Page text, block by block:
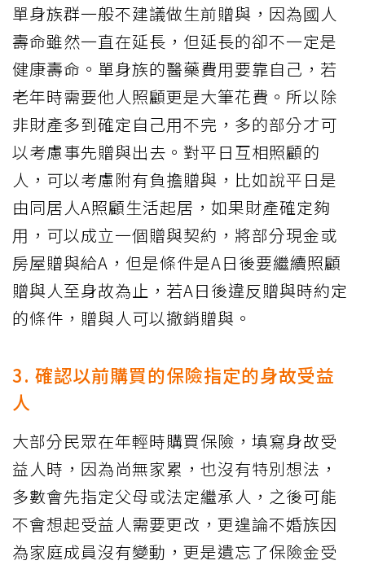
單身族群一般不建議做生前贈與，因為國人
壽命雖然一直在延長，但延長的卻不一定是
健康壽命。單身族的醫藥費用要靠自己，若
老年時需要他人照顧更是大筆花費。所以除
非財產多到確定自己用不完，多的部分才可
以考慮事先贈與出去。對平日互相照顧的
人，可以考慮附有負擔贈與，比如說平日是
由同居人A照顧生活起居，如果財產確定夠
用，可以成立一個贈與契約，將部分現金或
房屋贈與給A，但是條件是A日後要繼續照顧
贈與人至身故為止，若A日後違反贈與時約定
的條件，贈與人可以撤銷贈與。
3. 確認以前購買的保險指定的身故受益
人
大部分民眾在年輕時購買保險，填寫身故受
益人時，因為尚無家累，也沒有特別想法，
多數會先指定父母或法定繼承人，之後可能
不會想起受益人需要更改，更遑論不婚族因
為家庭成員沒有變動，更是遺忘了保險金受